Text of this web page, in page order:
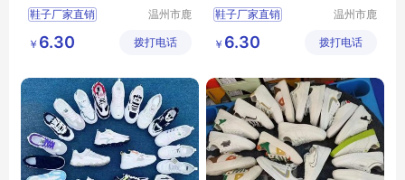
鞋批发市场
鞋子厂家直销
地摊鞋子批发
底价鞋批发
温州市鹿
步鞋行
￥ 6.30 拨打电话
鞋子厂家直销
地摊鞋子批发
底价鞋批发
温州市鹿
步鞋行
￥ 6.30 拨打电话